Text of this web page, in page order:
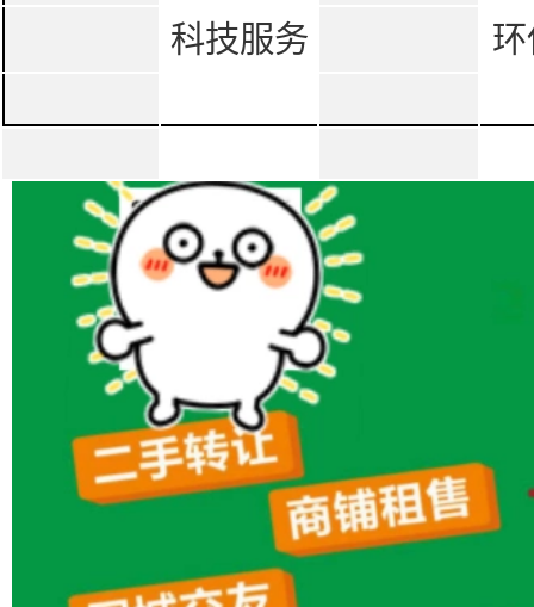
科技服务